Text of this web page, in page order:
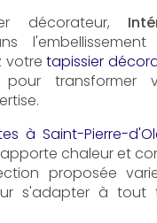
décorateur,
l'embellissement
votretapissier
pour transformer
à Saint-Pierre-
apporte chaleur et
proposée
s'adapter à tout